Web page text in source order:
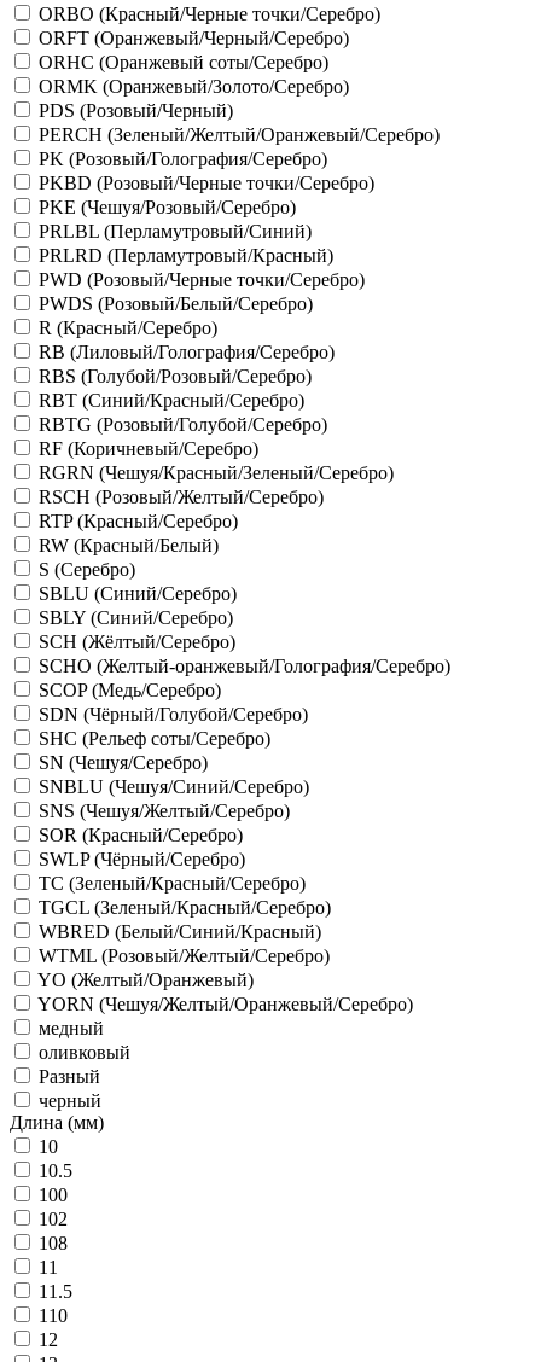
ORBO (Красный/Черные точки/Серебро)
ORFT (Оранжевый/Черный/Серебро)
ORHC (Оранжевый соты/Серебро)
ORMK (Оранжевый/Золото/Серебро)
PDS (Розовый/Черный)
PERCH (Зеленый/Желтый/Оранжевый/Серебро)
PK (Розовый/Голография/Серебро)
PKBD (Розовый/Черные точки/Серебро)
PKE (Чешуя/Розовый/Серебро)
PRLBL (Перламутровый/Синий)
PRLRD (Перламутровый/Красный)
PWD (Розовый/Черные точки/Серебро)
PWDS (Розовый/Белый/Серебро)
R (Красный/Серебро)
RB (Лиловый/Голография/Серебро)
RBS (Голубой/Розовый/Серебро)
RBT (Синий/Красный/Серебро)
RBTG (Розовый/Голубой/Серебро)
RF (Коричневый/Серебро)
RGRN (Чешуя/Красный/Зеленый/Серебро)
RSCH (Розовый/Желтый/Серебро)
RTP (Красный/Серебро)
RW (Красный/Белый)
S (Серебро)
SBLU (Синий/Серебро)
SBLY (Синий/Серебро)
SCH (Жёлтый/Серебро)
SCHO (Желтый-оранжевый/Голография/Серебро)
SCOP (Медь/Серебро)
SDN (Чёрный/Голубой/Серебро)
SHC (Рельеф соты/Серебро)
SN (Чешуя/Серебро)
SNBLU (Чешуя/Синий/Серебро)
SNS (Чешуя/Желтый/Серебро)
SOR (Красный/Серебро)
SWLP (Чёрный/Серебро)
TC (Зеленый/Красный/Серебро)
TGCL (Зеленый/Красный/Серебро)
WBRED (Белый/Синий/Красный)
WTML (Розовый/Желтый/Серебро)
YO (Желтый/Оранжевый)
YORN (Чешуя/Желтый/Оранжевый/Серебро)
медный
оливковый
Разный
черный
Длина (мм)
10
10.5
100
102
108
11
11.5
110
12